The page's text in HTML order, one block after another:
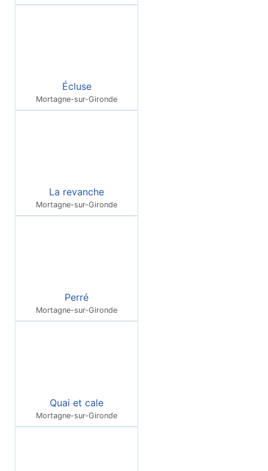
Écluse
Mortagne-sur-Gironde
La revanche
Mortagne-sur-Gironde
Perré
Mortagne-sur-Gironde
Quai et cale
Mortagne-sur-Gironde